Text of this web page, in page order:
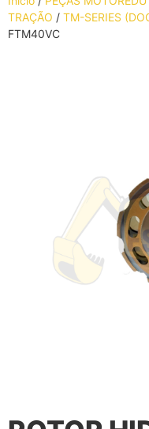
TRAÇÃO / TM-SERIES
FTM40VC